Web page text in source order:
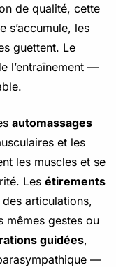
de qualité, cette
s’accumule, les
guettent. Le
l’entraînement —
automassages
et les
les muscles et se
Les étirements
des articulations,
mêmes gestes ou
guidées,
—